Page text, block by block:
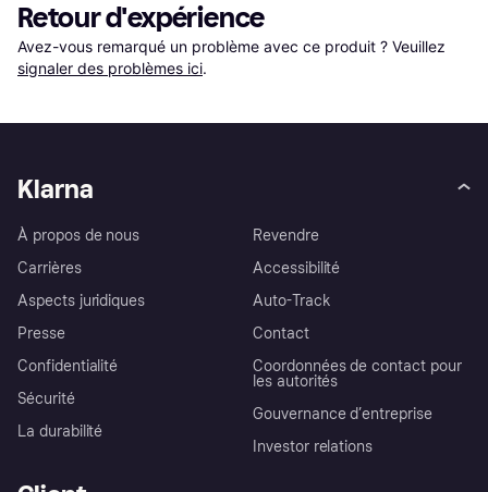
Retour d'expérience
Avez-vous remarqué un problème avec ce produit ? Veuillez
signaler des problèmes ici.
Klarna
À propos de nous
Carrières
Aspects juridiques
Presse
Confidentialité
Sécurité
La durabilité
Revendre
Accessibilité
Auto-Track
Contact
Coordonnées de contact pour
les autorités
Gouvernance d’entreprise
Investor relations